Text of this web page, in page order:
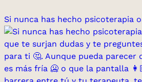
Si nunca has hecho psicoterapia